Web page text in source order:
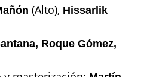
(Alto), Hissarlik
Roque Gómez,